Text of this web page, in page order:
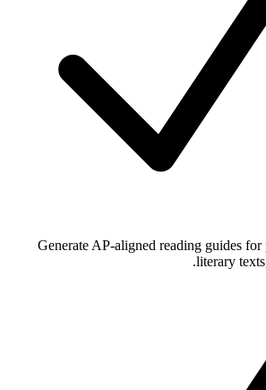
Generate AP-aligned reading guides for
literary